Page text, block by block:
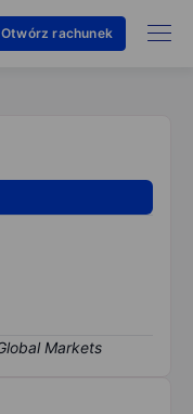
Otwórz rachunek